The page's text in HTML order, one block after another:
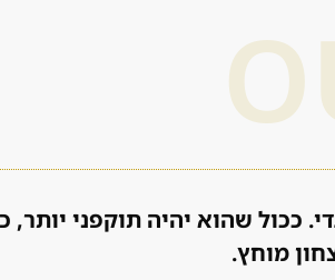
ככול שהוא יהיה תוקפני יותר,
מוחץ.